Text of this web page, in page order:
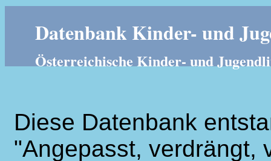
Datenbank Kinder- und
Österreichische Kinder- und
Diese Datenbank
"Angepasst, verdrängt,